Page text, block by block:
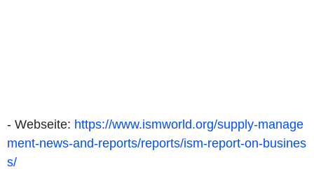
- Webseite: https://www.ismworld.org/supply-manage
ment-news-and-reports/reports/ism-report-on-busines
s/